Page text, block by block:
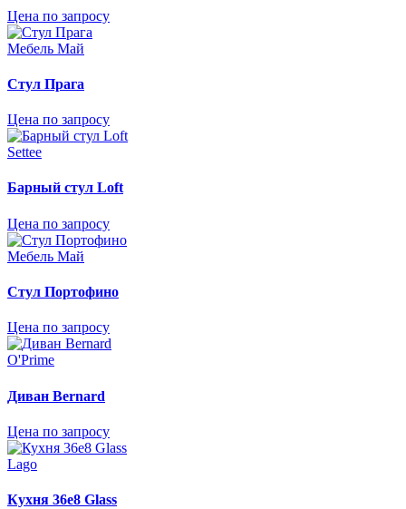
Цена по запросу
Мебель Май
Стул Прага
Цена по запросу
Settee
Барный стул Loft
Цена по запросу
Мебель Май
Стул Портофино
Цена по запросу
O'Prime
Диван Bernard
Цена по запросу
Lago
Кухня 36e8 Glass